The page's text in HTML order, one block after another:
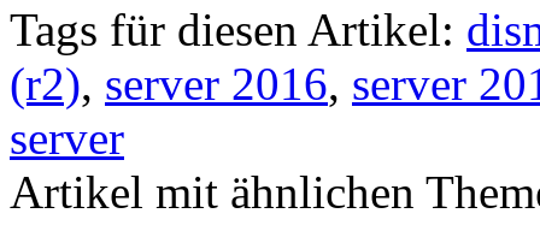
Tags für diesen Artikel:
(r2), server 2016, server
server
Artikel mit ähnlichen